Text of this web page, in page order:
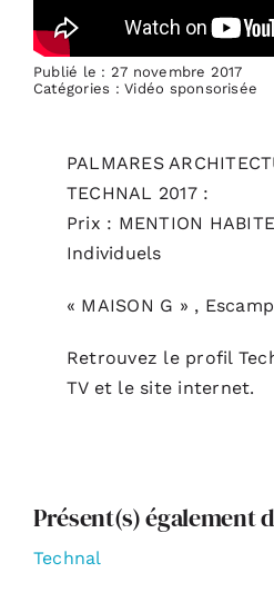
Publié le : 27 novembre 2017
Catégories :Vidéo sponsorisée
PALMARES
TECHNAL 2017 :
Prix : MENTION
Individuels
« MAISON G » ,
Retrouvez le profil
TVet le site internet.
Présent(s) également
Technal